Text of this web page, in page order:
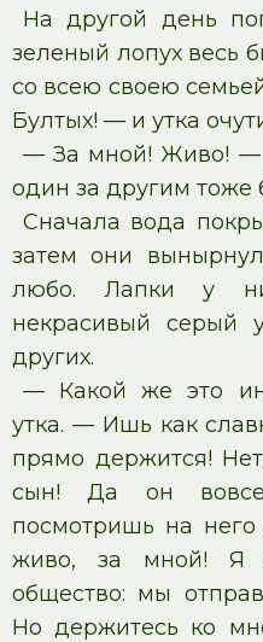
На другой день
зеленый лопух весь
со всею своею
Бултых! — и утка
— За мной! Живо! —
один за другим тоже
Сначала вода
затем они
любо. Лапки у
некрасивый серый
других.
— Какой же это
утка. — Ишь как
прямо держится!
сын! Да он
посмотришь на
живо, за мной! Я
общество: мы
Но держитесь ко